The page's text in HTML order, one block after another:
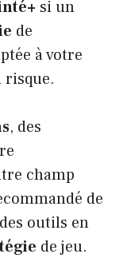
si un
de
à votre
risque.
, des
champ
de
outils en
de jeu.